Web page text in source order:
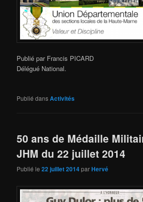
Publié par Francis PICARD
Délégué National.
Publié dansActivités
50 ans de Médaille
JHM du 22 juillet 2014
Publié le22 juillet 2014parHervé